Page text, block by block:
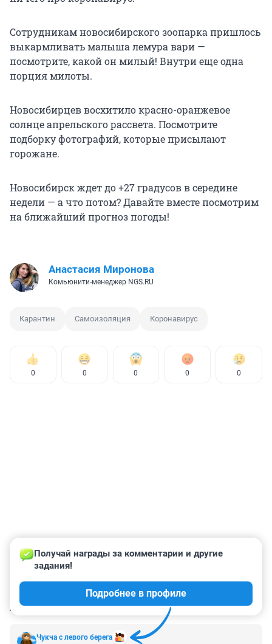
Сотрудникам новосибирского зоопарка пришлось
выкармливать малыша лемура вари —
посмотрите, какой он милый! Внутри еще одна
порция милоты.
Новосибирцев восхитило красно-оранжевое
солнце апрельского рассвета. Посмотрите
подборку фотографий, которые присылают
горожане.
Новосибирск ждет до +27 градусов в середине
недели — а что потом? Давайте вместе посмотрим
на ближайший прогноз погоды!
Анастасия Миронова
Комьюнити-менеджер NGS.RU
Карантин Самоизоляция Коронавирус
0 0 0 0 0
КОММЕНТАРИИ 43
Чукча с левого берега
Получай награды за комментарии и другие
задания!
Подробнее в профиле